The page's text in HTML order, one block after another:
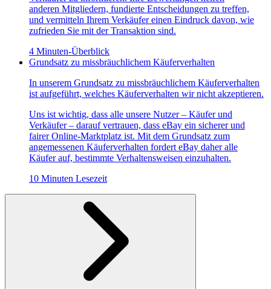
anderen Mitgliedern, fundierte Entscheidungen zu treffen,
und vermitteln Ihrem Verkäufer einen Eindruck davon, wie
zufrieden Sie mit der Transaktion sind.
4 Minuten-Überblick
Grundsatz zu missbräuchlichem Käuferverhalten
In unserem Grundsatz zu missbräuchlichem Käuferverhalten
ist aufgeführt, welches Käuferverhalten wir nicht akzeptieren.
Uns ist wichtig, dass alle unsere Nutzer – Käufer und
Verkäufer – darauf vertrauen, dass eBay ein sicherer und
fairer Online-Marktplatz ist. Mit dem Grundsatz zum
angemessenen Käuferverhalten fordert eBay daher alle
Käufer auf, bestimmte Verhaltensweisen einzuhalten.
10 Minuten Lesezeit